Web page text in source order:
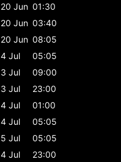
20 Jun 01:30
20 Jun 03:40
20 Jun 08:05
4 Jul
05:05
3 Jul
09:00
3 Jul
23:00
4 Jul
01:00
4 Jul
05:05
5 Jul
05:05
4 Jul
23:00